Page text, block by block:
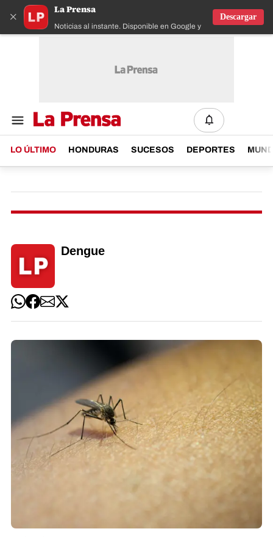
×
La Prensa
Noticias al instante. Disponible en Google y IOS
Descargar
LO ÚLTIMO HONDURAS SUCESOS DEPORTES
Dengue